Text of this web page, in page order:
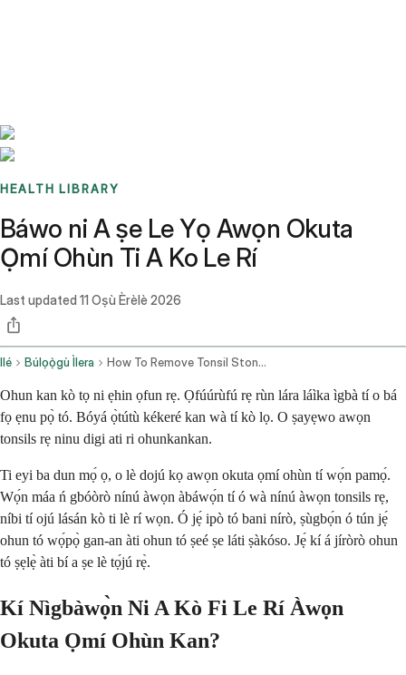
HEALTH LIBRARY
Báwo ni A ṣe Le Yọ Awọn Okuta
Ọmí Ohùn Ti A Ko Le Rí
Last updated 11 Oṣù Èrèlè 2026
Ilé Búlọọ̀gù Ìlera How To Remove Tonsil Stones You Cant See
Ohun kan kò tọ ni ẹhin ọfun rẹ. Ọfúúrùfú rẹ rùn lára láìka ìgbà tí o bá
fọ ẹnu pọ̀ tó. Bóyá ọ̀tútù kékeré kan wà tí kò lọ. O ṣayẹwo awọn
tonsils rẹ ninu digi ati ri ohunkankan.
Ti eyi ba dun mọ́ ọ, o lè dojú kọ awọn okuta ọmí ohùn tí wọ́n pamọ́.
Wọ́n máa ń gbóòrò nínú àwọn àbáwọ́n tí ó wà nínú àwọn tonsils rẹ,
níbi tí ojú lásán kò ti lè rí wọn. Ó jẹ́ ipò tó bani nírò, ṣùgbọ́n ó tún jẹ́
ohun tó wọ́pọ̀ gan-an àti ohun tó ṣeé ṣe láti ṣàkóso. Jẹ́ kí á jíròrò ohun
tó ṣẹlẹ̀ àti bí a ṣe lè tọ́jú rẹ̀.
Kí Nìgbàwọ̀n Ni A Kò Fi Le Rí Àwọn
Okuta Ọmí Ohùn Kan?